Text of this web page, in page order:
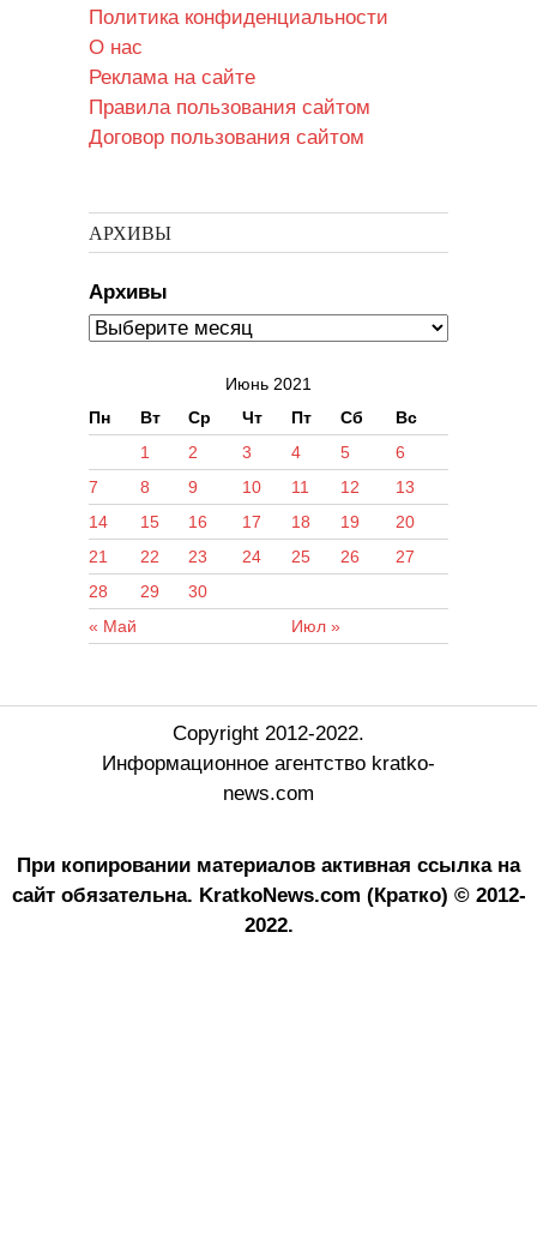
Политика конфиденциальности
О нас
Реклама на сайте
Правила пользования сайтом
Договор пользования сайтом
АРХИВЫ
Архивы
Июнь 2021
Пн
Вт Ср Чт Пт Сб Вс
« Май Июл »
1 2 3 4 5
6
7
8 9 10 11 12
13
14
15 16 17 18 19
20
21
22 23 24 25 26
27
28
29 30
Copyright 2012-2022.
Информационное агентство kratko-
news.com
При копировании материалов активная ссылка на
сайт обязательна. KratkoNews.com (Кратко) © 2012-
2022.